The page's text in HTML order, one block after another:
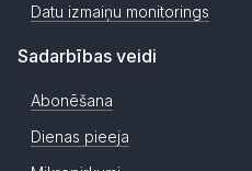
Datu izmaiņu monitorings
Sadarbības veidi
Abonēšana
Dienas pieeja